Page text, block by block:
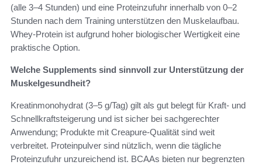
(alle 3–4 Stunden) und eine Proteinzufuhr innerhalb von 0–2
Stunden nach dem Training unterstützen den Muskelaufbau.
Whey-Protein ist aufgrund hoher biologischer Wertigkeit eine
praktische Option.
Welche Supplements sind sinnvoll zur Unterstützung der
Muskelgesundheit?
Kreatinmonohydrat (3–5 g/Tag) gilt als gut belegt für Kraft- und
Schnellkraftsteigerung und ist sicher bei sachgerechter
Anwendung; Produkte mit Creapure-Qualität sind weit
verbreitet. Proteinpulver sind nützlich, wenn die tägliche
Proteinzufuhr unzureichend ist. BCAAs bieten nur begrenzten